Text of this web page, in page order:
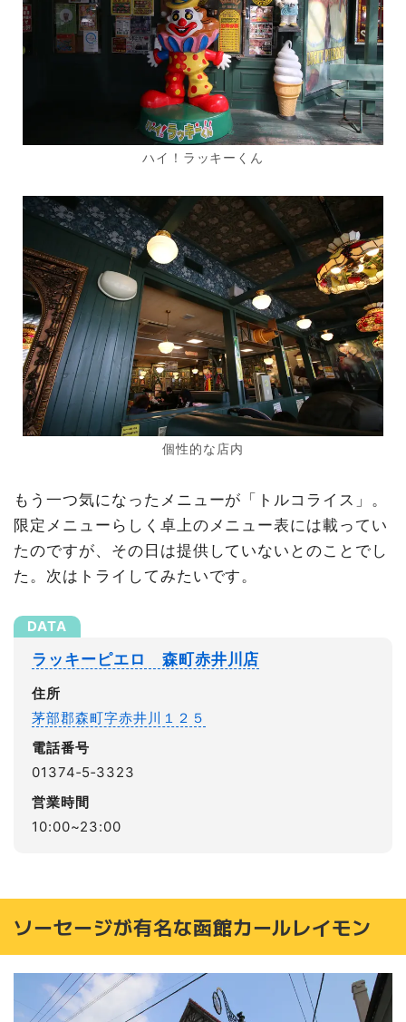
ハイ！ラッキーくん
個性的な店内
もう一つ気になったメニューが「トルコライス」。
限定メニューらしく卓上のメニュー表には載ってい
たのですが、その日は提供していないとのことでし
た。次はトライしてみたいです。
ラッキーピエロ 森町赤井川店
住所
茅部郡森町字赤井川１２５
電話番号
01374‐5‐3323
営業時間
10:00~23:00
ソーセージが有名な函館カールレイモン